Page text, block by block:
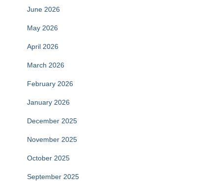
June 2026
May 2026
April 2026
March 2026
February 2026
January 2026
December 2025
November 2025
October 2025
September 2025